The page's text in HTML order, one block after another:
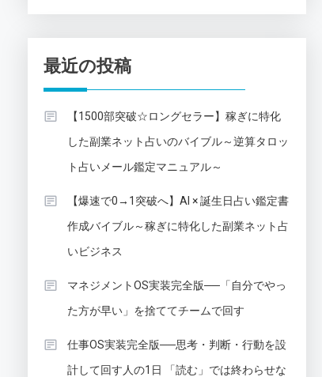
最近の投稿
【1500部突破☆ロングセラー】稼ぎに特化
した副業ネット占いのバイブル～逆算タロッ
ト占いメール鑑定マニュアル～
【爆速で0→1突破へ】AI × 誕生日占い鑑定書
作成バイブル～稼ぎに特化した副業ネット占
いビジネス
マネジメントOS実装完全版──「自分でやっ
た方が早い」を捨ててチームで回す
仕事OS実装完全版──思考・判断・行動を設
計して回す人の1日 「読む」では終わらせな